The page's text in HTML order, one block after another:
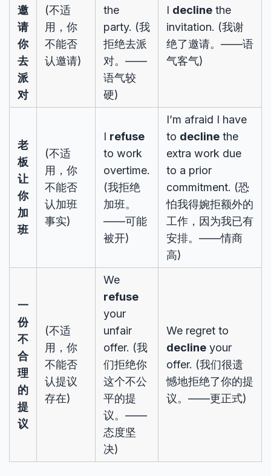
邀
请
你
去
派
对
(不适
用，你
不能否
认邀请)
the
party. (我
拒绝去派
对。——
语气较
硬)
I decline the
invitation. (我谢
绝了邀请。——语
气客气)
老
板
让
你
加
班
(不适
用，你
不能否
认加班
事实)
I refuse
to work
overtime.
(我拒绝
加班。
——可能
被开)
I’m afraid I have
to decline the
extra work due
to a prior
commitment. (恐
怕我得婉拒额外的
工作，因为我已有
安排。——情商
高)
一
份
不
合
理
的
提
议
(不适
用，你
不能否
认提议
存在)
We
refuse
your
unfair
offer. (我
们拒绝你
这个不公
平的提
议。——
态度坚
决)
We regret to
decline your
offer. (我们很遗
憾地拒绝了你的提
议。——更正式)